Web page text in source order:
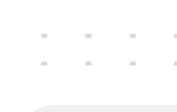
12:00 am - 09:00 pm